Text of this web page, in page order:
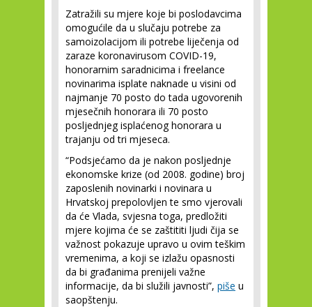
Zatražili su mjere koje bi poslodavcima
omogućile da u slučaju potrebe za
samoizolacijom ili potrebe liječenja od
zaraze koronavirusom COVID-19,
honorarnim saradnicima i freelance
novinarima isplate naknade u visini od
najmanje 70 posto do tada ugovorenih
mjesečnih honorara ili 70 posto
posljednjeg isplaćenog honorara u
trajanju od tri mjeseca.
“Podsjećamo da je nakon posljednje
ekonomske krize (od 2008. godine) broj
zaposlenih novinarki i novinara u
Hrvatskoj prepolovljen te smo vjerovali
da će Vlada, svjesna toga, predložiti
mjere kojima će se zaštititi ljudi čija se
važnost pokazuje upravo u ovim teškim
vremenima, a koji se izlažu opasnosti
da bi građanima prenijeli važne
informacije, da bi služili javnosti”, piše u
saopštenju.